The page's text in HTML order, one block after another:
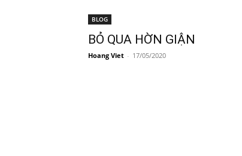
BLOG
BỎ QUA HỜN GIẬN
Hoang Viet - 17/05/2020